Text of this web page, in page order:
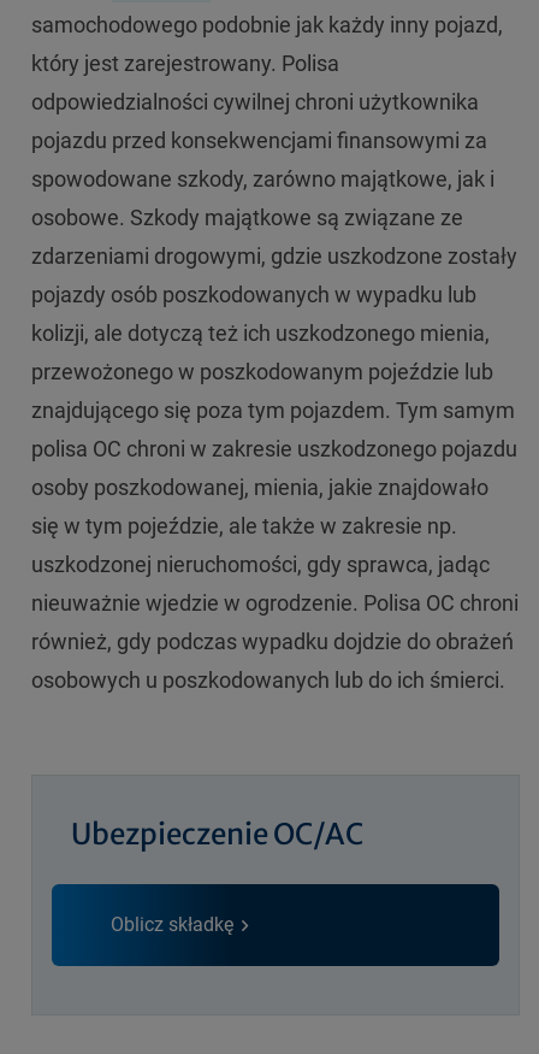
samochodowego podobnie jak każdy inny pojazd,
który jest zarejestrowany. Polisa
odpowiedzialności cywilnej chroni użytkownika
pojazdu przed konsekwencjami finansowymi za
spowodowane szkody, zarówno majątkowe, jak i
osobowe. Szkody majątkowe są związane ze
zdarzeniami drogowymi, gdzie uszkodzone zostały
pojazdy osób poszkodowanych w wypadku lub
kolizji, ale dotyczą też ich uszkodzonego mienia,
przewożonego w poszkodowanym pojeździe lub
znajdującego się poza tym pojazdem. Tym samym
polisa OC chroni w zakresie uszkodzonego pojazdu
osoby poszkodowanej, mienia, jakie znajdowało
się w tym pojeździe, ale także w zakresie np.
uszkodzonej nieruchomości, gdy sprawca, jadąc
nieuważnie wjedzie w ogrodzenie. Polisa OC chroni
również, gdy podczas wypadku dojdzie do obrażeń
osobowych u poszkodowanych lub do ich śmierci.
Ubezpieczenie OC/AC
Oblicz składkę